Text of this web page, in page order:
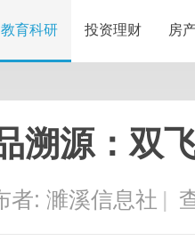
教育科研 投资理财 房
溯源：双
者: 濉溪信息社 |